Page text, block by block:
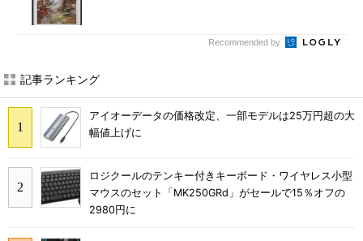
Recommended by
記事ランキング
アイオーデータの価格改定、一部モデルは25万円超の大
幅値上げに
ロジクールのテンキー付きキーボード・ワイヤレス小型
マウスのセット「MK250GRd」がセールで15％オフの
2980円に